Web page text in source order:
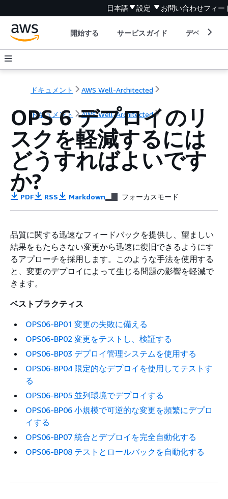
日本語 設定 お問い合わせフィー
開始する サービスガイド デベロッパ
ドキュメント AWS Well-Architected
ドキュメント AWS Well-Architected
OPS 6 デプロイのリ
スクを軽減するには
どうすればよいです
か?
PDF RSS Markdown フォーカスモード
品質に関する迅速なフィードバックを提供し、望ましい
結果をもたらさない変更から迅速に復旧できるようにす
るアプローチを採用します。このような手法を使用する
と、変更のデプロイによって生じる問題の影響を軽減で
きます。
ベストプラクティス
OPS06-BP01 変更の失敗に備える
OPS06-BP02 変更をテストし、検証する
OPS06-BP03 デプロイ管理システムを使用する
OPS06-BP04 限定的なデプロイを使用してテストす
る
OPS06-BP05 並列環境でデプロイする
OPS06-BP06 小規模で可逆的な変更を頻繁にデプロ
イする
OPS06-BP07 統合とデプロイを完全自動化する
OPS06-BP08 テストとロールバックを自動化する